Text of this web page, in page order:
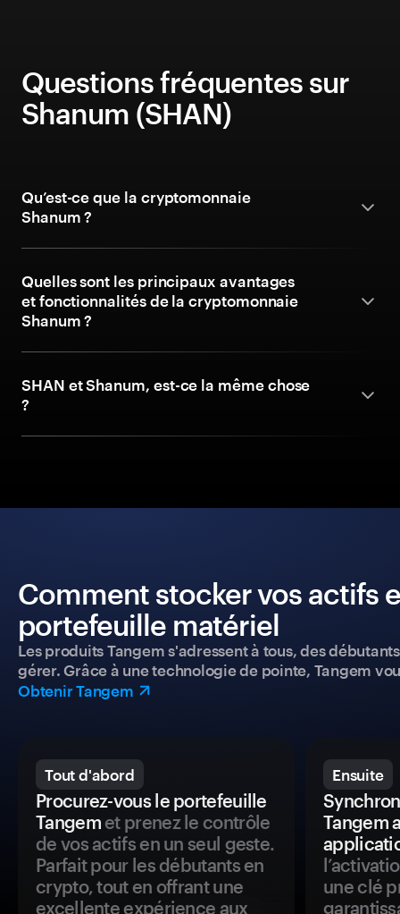
Questions fréquentes sur
Shanum (SHAN)
Qu’est-ce que la cryptomonnaie
Shanum ?
Quelles sont les principaux avantages
et fonctionnalités de la cryptomonnaie
Shanum ?
SHAN et Shanum, est-ce la même chose
?
Comment stocker vos actifs
portefeuille matériel
Les produits Tangem s'adressent à tous, des
gérer. Grâce à une technologie de pointe, Tangem
Obtenir Tangem
Tout d'abord
Procurez-vous le portefeuille
Tangemet prenez le contrôle
de vos actifs en un seul geste.
Parfait pour les débutants en
crypto, tout en offrant une
excellente expérience aux
Ensuite
Tangem
une clé